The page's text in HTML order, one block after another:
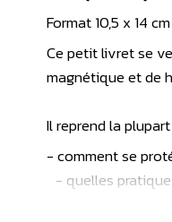
Format 10,5 x 14
Ce petit livret se
magnétique et de
Il reprend la
- comment se
- quelles